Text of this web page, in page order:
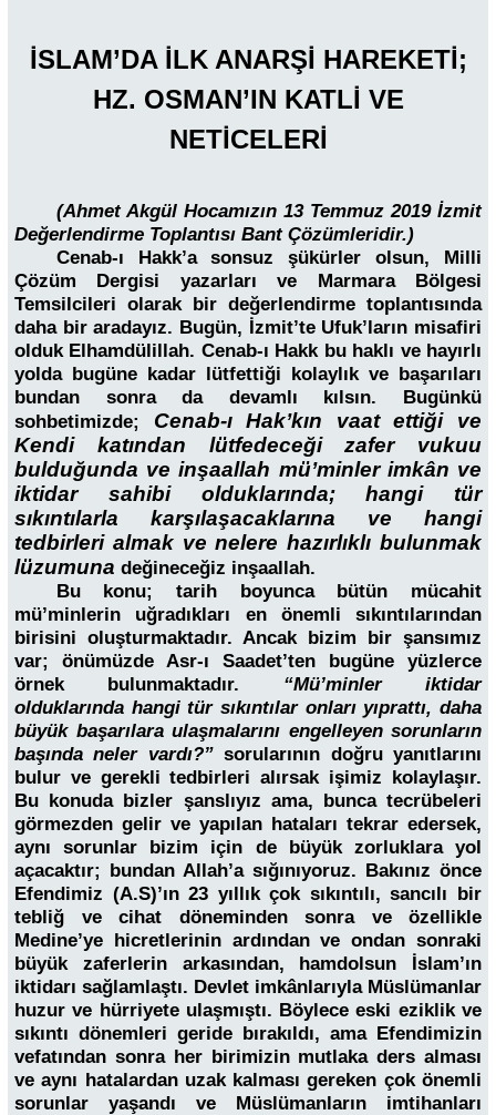
İSLAM’DA İLK ANARŞİ HAREKETİ;
HZ. OSMAN’IN KATLİ VE
NETİCELERİ
(Ahmet Akgül Hocamızın 13 Temmuz 2019 İzmit
Değerlendirme Toplantısı Bant Çözümleridir.)
Cenab-ı Hakk’a sonsuz şükürler olsun, Milli
Çözüm Dergisi yazarları ve Marmara Bölgesi
Temsilcileri olarak bir değerlendirme toplantısında
daha bir aradayız. Bugün, İzmit’te Ufuk’ların misafiri
olduk Elhamdülillah. Cenab-ı Hakk bu haklı ve hayırlı
yolda bugüne kadar lütfettiği kolaylık ve başarıları
bundan sonra da devamlı kılsın. Bugünkü
sohbetimizde;
Cenab-ı Hak’kın vaat ettiği ve
Kendi katından lütfedeceği zafer vukuu
bulduğunda ve inşaallah mü’minler imkân ve
iktidar sahibi olduklarında; hangi tür
sıkıntılarla karşılaşacaklarına ve hangi
tedbirleri almak ve nelere hazırlıklı bulunmak
lüzumuna değineceğiz inşaallah.
Bu konu; tarih boyunca bütün mücahit
mü’minlerin uğradıkları en önemli sıkıntılarından
birisini oluşturmaktadır. Ancak bizim bir şansımız
var; önümüzde Asr-ı Saadet’ten bugüne yüzlerce
örnek bulunmaktadır. “Mü’minler iktidar
olduklarında hangi tür sıkıntılar onları yıprattı, daha
büyük başarılara ulaşmalarını engelleyen sorunların
başında neler vardı?”sorularının doğru yanıtlarını
bulur ve gerekli tedbirleri alırsak işimiz kolaylaşır.
Bu konuda bizler şanslıyız ama, bunca tecrübeleri
görmezden gelir ve yapılan hataları tekrar edersek,
aynı sorunlar bizim için de büyük zorluklara yol
açacaktır; bundan Allah’a sığınıyoruz. Bakınız önce
Efendimiz (A.S)’ın 23 yıllık çok sıkıntılı, sancılı bir
tebliğ ve cihat döneminden sonra ve özellikle
Medine’ye hicretlerinin ardından ve ondan sonraki
büyük zaferlerin arkasından, hamdolsun İslam’ın
iktidarı sağlamlaştı. Devlet imkânlarıyla Müslümanlar
huzur ve hürriyete ulaşmıştı. Böylece eski eziklik ve
sıkıntı dönemleri geride bırakıldı, ama Efendimizin
vefatından sonra her birimizin mutlaka ders alması
ve aynı hatalardan uzak kalması gereken çok önemli
sorunlar yaşandı ve Müslümanların imtihanları